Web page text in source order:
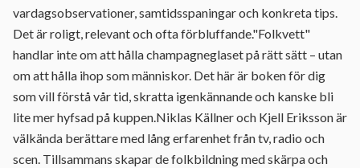
vardagsobservationer, samtidsspaningar och konkreta tips.
Det är roligt, relevant och ofta förbluffande."Folkvett"
handlar inte om att hålla champagneglaset på rätt sätt – utan
om att hålla ihop som människor. Det här är boken för dig
som vill förstå vår tid, skratta igenkännande och kanske bli
lite mer hyfsad på kuppen.Niklas Källner och Kjell Eriksson är
välkända berättare med lång erfarenhet från tv, radio och
scen. Tillsammans skapar de folkbildning med skärpa och